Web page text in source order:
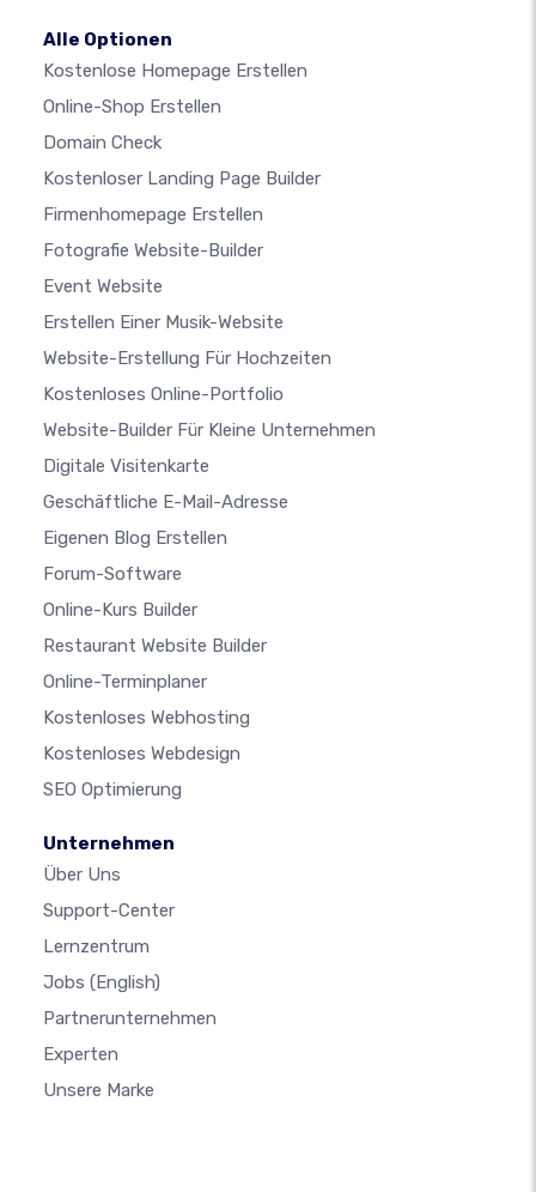
Alle Optionen
Kostenlose Homepage Erstellen
Online-Shop Erstellen
Domain Check
Kostenloser Landing Page Builder
Firmenhomepage Erstellen
Fotografie Website-Builder
Event Website
Erstellen Einer Musik-Website
Website-Erstellung Für Hochzeiten
Kostenloses Online-Portfolio
Website-Builder Für Kleine Unternehmen
Digitale Visitenkarte
Geschäftliche E-Mail-Adresse
Eigenen Blog Erstellen
Forum-Software
Online-Kurs Builder
Restaurant Website Builder
Online-Terminplaner
Kostenloses Webhosting
Kostenloses Webdesign
SEO Optimierung
Unternehmen
Über Uns
Support-Center
Lernzentrum
Jobs (English)
Partnerunternehmen
Experten
Unsere Marke